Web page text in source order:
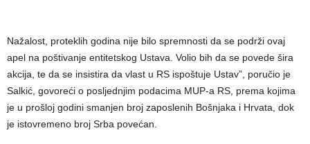
Nažalost, proteklih godina nije bilo spremnosti da se podrži ovaj
apel na poštivanje entitetskog Ustava. Volio bih da se povede šira
akcija, te da se insistira da vlast u RS ispoštuje Ustav”, poručio je
Salkić, govoreći o posljednjim podacima MUP-a RS, prema kojima
je u prošloj godini smanjen broj zaposlenih Bošnjaka i Hrvata, dok
je istovremeno broj Srba povećan.